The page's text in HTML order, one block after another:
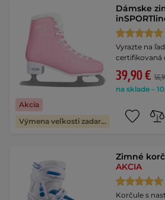
Akcia
Výmena veľkosti zadarmo
Dámske
Vyrazte na
certifikovaná
39,90 €
na sklade –
Zimné
AKCIA
Korčule s